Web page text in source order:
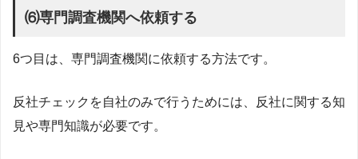
⑹専門調査機関へ依頼する
6つ目は、専門調査機関に依頼する方法です。
反社チェックを自社のみで行うためには、反社に関する知
見や専門知識が必要です。